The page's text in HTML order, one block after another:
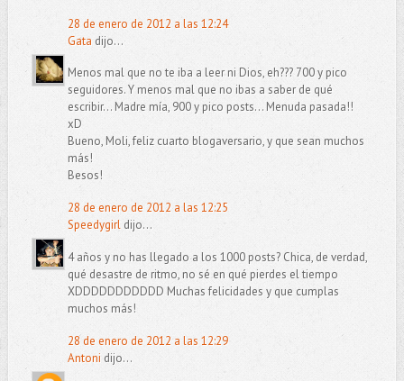
28 de enero de 2012 a las 12:24
Gata dijo...
Menos mal que no te iba a leer ni Dios, eh??? 700 y pico
seguidores. Y menos mal que no ibas a saber de qué
escribir... Madre mía, 900 y pico posts... Menuda pasada!!
xD
Bueno, Moli, feliz cuarto blogaversario, y que sean muchos
más!
Besos!
28 de enero de 2012 a las 12:25
Speedygirldijo...
4 años y no has llegado a los 1000 posts? Chica, de verdad,
qué desastre de ritmo, no sé en qué pierdes el tiempo
XDDDDDDDDDDD Muchas felicidades y que cumplas
muchos más!
28 de enero de 2012 a las 12:29
Antoni dijo...